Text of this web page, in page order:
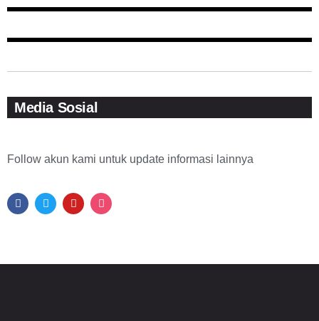
Media Sosial
Follow akun kami untuk update informasi lainnya